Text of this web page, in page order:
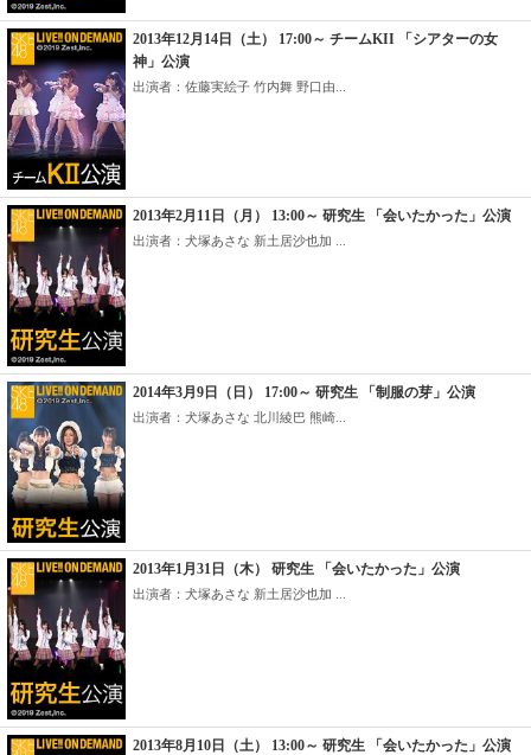
2013年12月14日（土） 17:00～ チームKII 「シアターの女
神」公演
出演者：佐藤実絵子 竹内舞 野口由...
2013年2月11日（月） 13:00～ 研究生 「会いたかった」公演
出演者：犬塚あさな 新土居沙也加 ...
2014年3月9日（日） 17:00～ 研究生 「制服の芽」公演
出演者：犬塚あさな 北川綾巴 熊崎...
2013年1月31日（木） 研究生 「会いたかった」公演
出演者：犬塚あさな 新土居沙也加 ...
2013年8月10日（土） 13:00～ 研究生 「会いたかった」公演